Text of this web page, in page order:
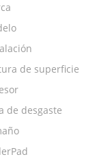
de superficie
de desgaste